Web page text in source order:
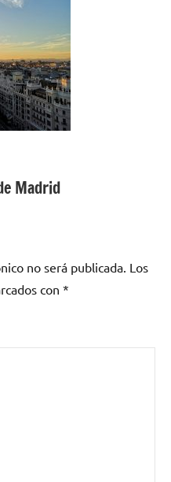
Madrid
no será publicada. Los
con *